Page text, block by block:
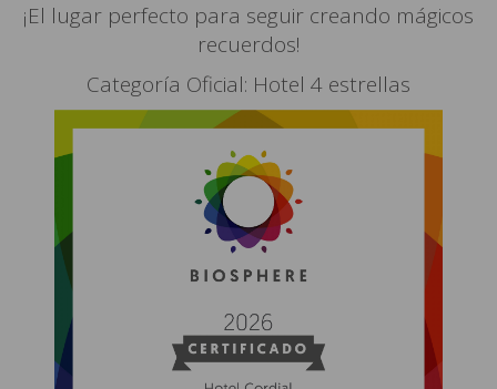
¡El lugar perfecto para seguir creando mágicos
recuerdos!
Categoría Oficial: Hotel 4 estrellas